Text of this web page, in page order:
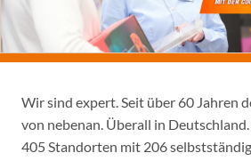
Wir sind expert. Seit über 60 Jahren
von nebenan. Überall in
405 Standorten mit 206